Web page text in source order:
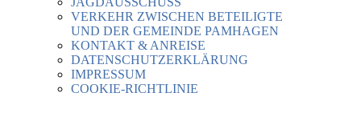
VERKEHR ZWISCHEN BETEILIGTE
UND DER GEMEINDE PAMHAGEN
KONTAKT & ANREISE
DATENSCHUTZERKLÄRUNG
IMPRESSUM
COOKIE-RICHTLINIE